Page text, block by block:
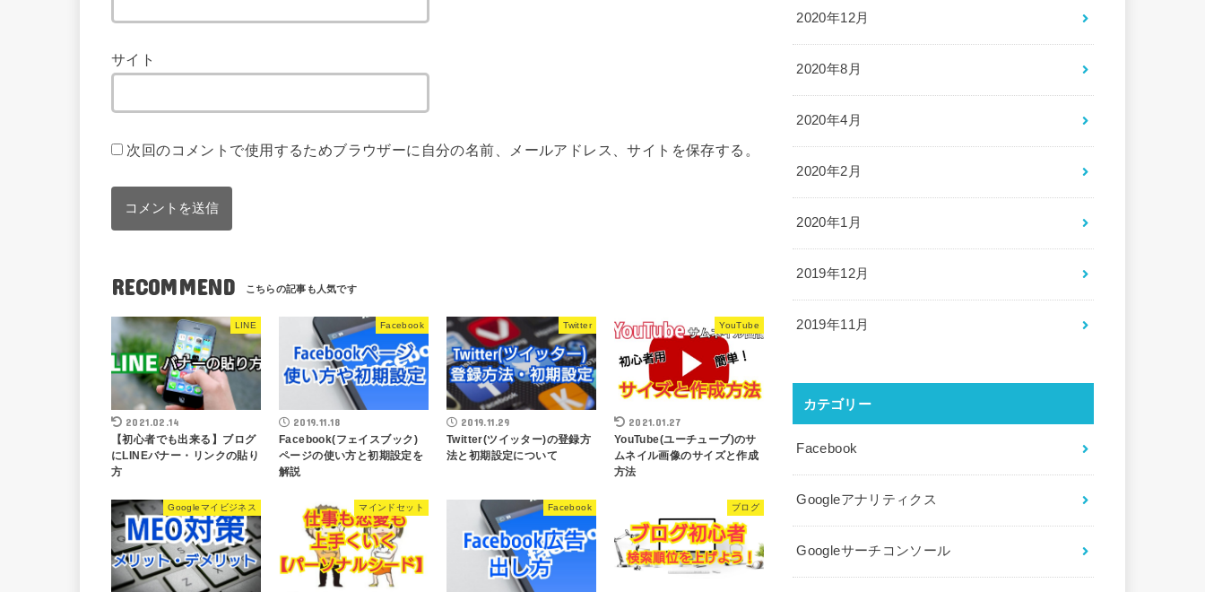
サイト
次回のコメントで使用するためブラウザーに自分の名前、メールアドレス、サイトを保存する。
RECOMMEND
LINE
2021.02.14
【初心者でも出来る】ブログ
にLINEバナー・リンクの貼り
方
Facebook
2019.11.18
Facebook(フェイスブック)
ページの使い方と初期設定を
解説
Twitter
2019.11.29
Twitter(ツイッター)の登録方
法と初期設定について
YouTube
2021.01.27
YouTube(ユーチューブ)のサ
ムネイル画像のサイズと作成
方法
Googleマイビジネス マインドセット Facebook ブログ
2020年12月
2020年8月
2020年4月
2020年2月
2020年1月
2019年12月
2019年11月
カテゴリー
Facebook
Googleアナリティクス
Googleサーチコンソール